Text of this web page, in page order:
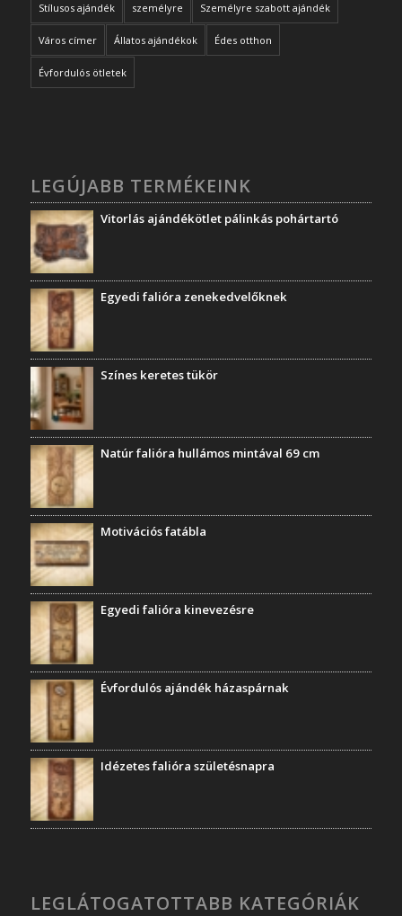
Stílusos ajándék személyre Személyre szabott ajándék
Város címer Állatos ajándékok Édes otthon
Évfordulós ötletek
LEGÚJABB TERMÉKEINK
Vitorlás ajándékötlet pálinkás pohártartó
Egyedi falióra zenekedvelőknek
Színes keretes tükör
Natúr falióra hullámos mintával 69 cm
Motivációs fatábla
Egyedi falióra kinevezésre
Évfordulós ajándék házaspárnak
Idézetes falióra születésnapra
LEGLÁTOGATOTTABB KATEGÓRIÁK